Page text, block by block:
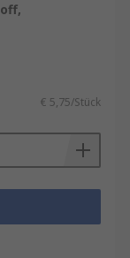
€ 5,75/Stück